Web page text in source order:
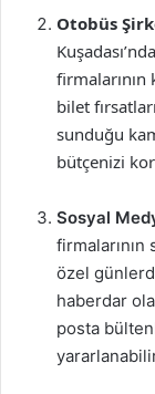
Otobüs
bilet
sunduğu
bütçenizi
Sosyal
firmalarının
özel
haberdar
posta